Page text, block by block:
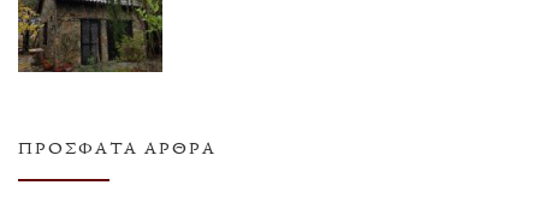
ΠΡΌΣΦΑΤΑ ΆΡΘΡΑ